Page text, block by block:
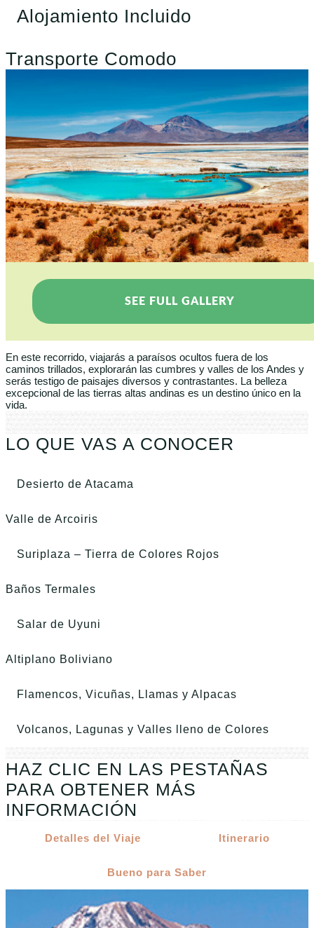
Alojamiento Incluido
Transporte Comodo
SEE FULL GALLERY
En este recorrido, viajarás a paraísos ocultos fuera de los
caminos trillados, explorarán las cumbres y valles de los Andes y
serás testigo de paisajes diversos y contrastantes. La belleza
excepcional de las tierras altas andinas es un destino único en la
vida.
LO QUE VAS A CONOCER
Desierto de Atacama
Valle de Arcoiris
Suriplaza – Tierra de Colores Rojos
Baños Termales
Salar de Uyuni
Altiplano Boliviano
Flamencos, Vicuñas, Llamas y Alpacas
Volcanos, Lagunas y Valles lleno de Colores
HAZ CLIC EN LAS PESTAÑAS
PARA OBTENER MÁS
INFORMACIÓN
Detalles del Viaje Itinerario
Bueno para Saber